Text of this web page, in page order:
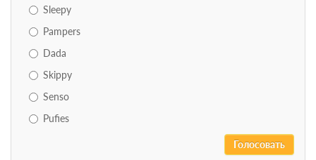
Sleepy
Pampers
Dada
Skippy
Senso
Pufies